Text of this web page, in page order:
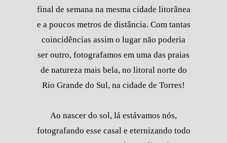
final de semana na mesma cidade litorânea
e a poucos metros de distância. Com tantas
coincidências assim o lugar não poderia
ser outro, fotografamos em uma das praias
de natureza mais bela, no litoral norte do
Rio Grande do Sul, na cidade de Torres!
Ao nascer do sol, lá estávamos nós,
fotografando esse casal e eternizando todo